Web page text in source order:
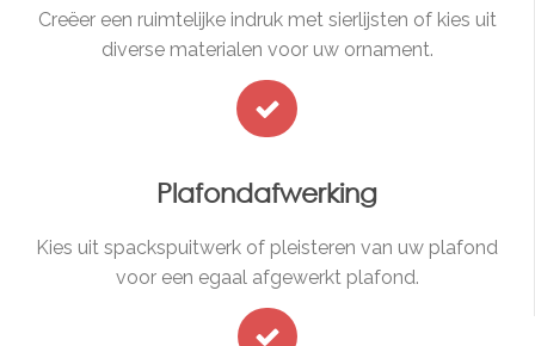
Creëer een ruimtelijke indruk met sierlijsten of kies uit
diverse materialen voor uw ornament.
Plafondafwerking
Kies uit spackspuitwerk of pleisteren van uw plafond
voor een egaal afgewerkt plafond.